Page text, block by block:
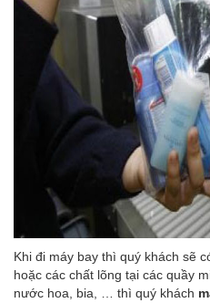
Khi đi máy bay thì quý khách sẽ
hoặc các chất lõng tại các quầy
nước hoa, bia, … thì quý khách